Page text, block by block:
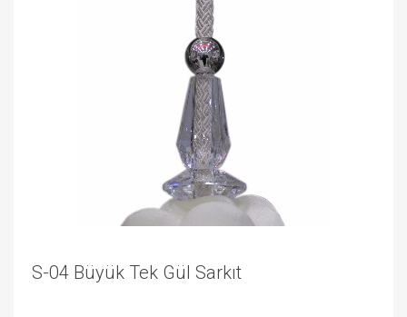
S-04 Büyük Tek Gül Sarkıt